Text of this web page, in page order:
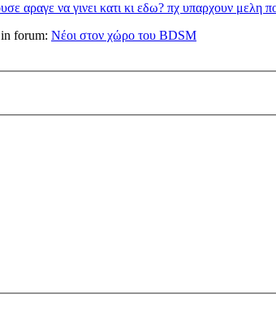
αραγε να γινει κατι κι εδω? πχ υπαρχουν
forum: Νέοι στον χώρο του BDSM